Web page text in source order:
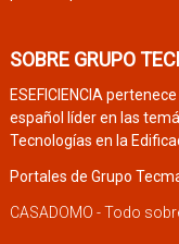
SOBRE GRUPO
ESEFICIENCIA pertenece
español líder en las
Tecnologías en la
Portales de Grupo
CASADOMO - Todo